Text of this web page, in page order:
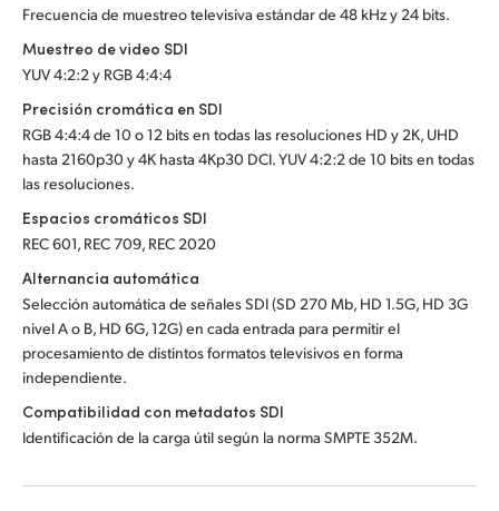
Frecuencia de muestreo televisiva estándar de 48 kHz y 24 bits.
Muestreo de video SDI
YUV 4:2:2 y RGB 4:4:4
Precisión cromática en SDI
RGB 4:4:4 de 10 o 12 bits en todas las resoluciones HD y 2K, UHD
hasta 2160p30 y 4K hasta 4Kp30 DCI. YUV 4:2:2 de 10 bits en todas
las resoluciones.
Espacios cromáticos SDI
REC 601, REC 709, REC 2020
Alternancia automática
Selección automática de señales SDI (SD 270 Mb, HD 1.5G, HD 3G
nivel A o B, HD 6G, 12G) en cada entrada para permitir el
procesamiento de distintos formatos televisivos en forma
independiente.
Compatibilidad con metadatos SDI
Identificación de la carga útil según la norma SMPTE 352M.